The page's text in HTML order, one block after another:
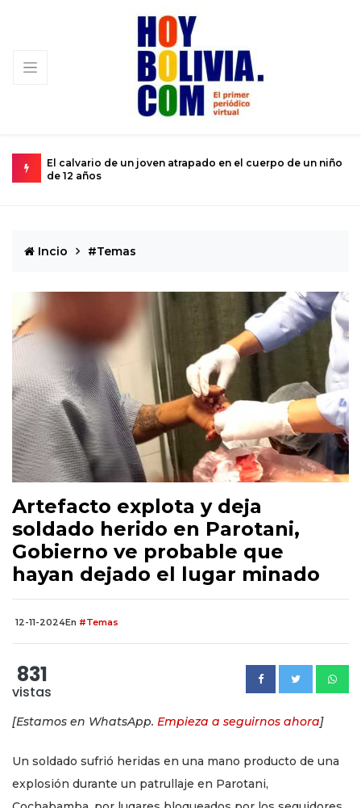
de un joven atrapado en el cuerpo de un niño
Miopía estatal
Incio #Temas
Artefacto explota y deja
soldado herido en Parotani,
Gobierno ve probable que
hayan dejado el lugar minado
12-11-2024En #Temas
831
vistas
[Estamos en WhatsApp. Empieza a seguirnos ahora]
Un soldado sufrió heridas en una mano producto de una
explosión durante un patrullaje en Parotani,